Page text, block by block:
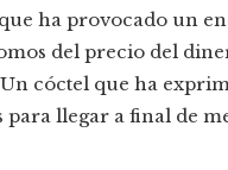
ha provocado un
del precio del
cóctel que ha
llegar a final de